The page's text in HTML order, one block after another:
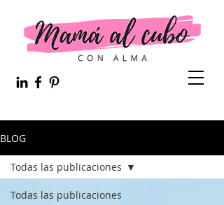
BLOG
Todas las publicaciones
Todas las publicaciones